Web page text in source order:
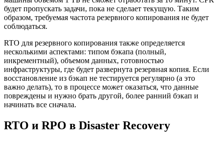
будет пропускать задачи, пока не сделает текущую. Таким
образом, требуемая частота резервного копирования не будет
соблюдаться.
RTO для резервного копирования также определяется
несколькими аспектами: типом бэкапа (полный,
инкрементный), объемом данных, готовностью
инфраструктуры, где будет развернута резервная копия. Если
восстановление из бэкап не тестируется регулярно (а это
важно делать), то в процессе может оказаться, что данные
повреждены и нужно брать другой, более ранний бэкап и
начинать все сначала.
RTO и RPO в Disaster Recovery